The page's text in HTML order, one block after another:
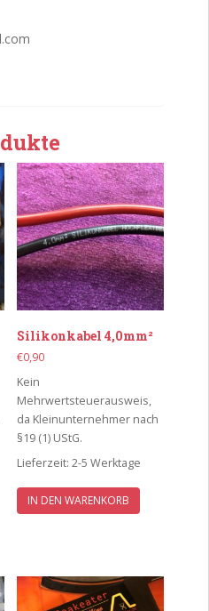
Silikonkabel 4,0mm²
€0,90
Kein
Mehrwertsteuerausweis,
da Kleinunternehmer nach
§19 (1) UStG.
Lieferzeit: 2-5 Werktage
IN DEN WARENKORB